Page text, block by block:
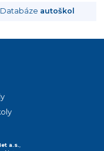
Databáze autoškol
a.s.,